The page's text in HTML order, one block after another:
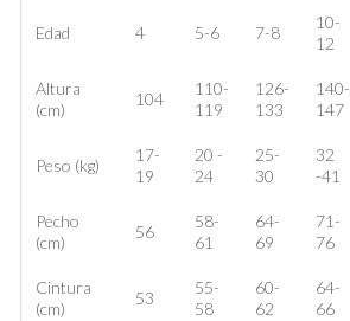
Edad 4 5-6 7-8
10-
12
Altura
(cm)
104
110-
119
126-
133
140-
147
Peso (kg)
17-
19
20 -
24
25-
30
32
-41
Pecho
(cm)
56
58-
61
64-
69
71-
76
Cintura
(cm)
53
55-
58
60-
62
64-
66